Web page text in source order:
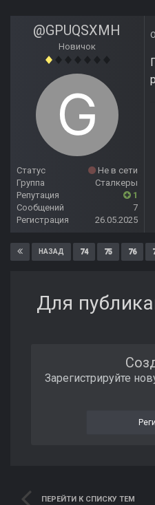
@GPUQSXMH
Новичок
Статус
Не в сети
Группа
Сталкеры
Репутация
1
Сообщений
7
Регистрация
26.05.2025
НАЗАД 74 75 76
Для
Зарегистрируйте
ПЕРЕЙТИ К СПИСКУ ТЕМ